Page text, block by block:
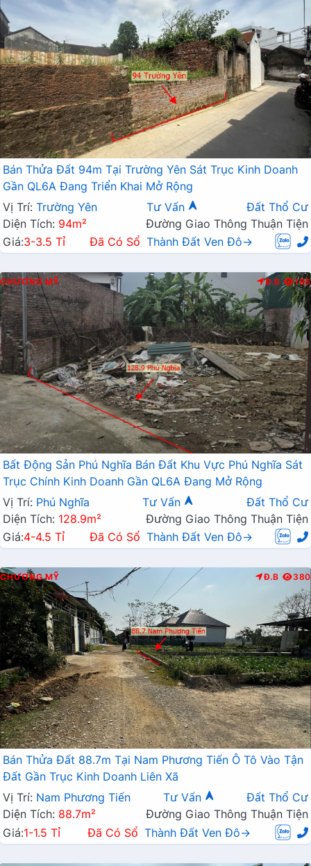
Bán Thửa Đất 94m Tại Trường Yên Sát Trục Kinh Doanh
Gần QL6A Đang Triển Khai Mở Rộng
Vị Trí: Trường Yên Tư Vấn
Đất Thổ Cư
Diện Tích: 94m²
Đường Giao Thông Thuận Tiện
Giá:3-3.5 Tỉ Đã Có Sổ Thành Đất Ven Đô→
CHƯƠNG MỸ Đ.B 196
Bất Động Sản Phú Nghĩa Bán Đất Khu Vực Phú Nghĩa Sát
Trục Chính Kinh Doanh Gần QL6A Đang Mở Rộng
Vị Trí: Phú Nghĩa Tư Vấn
Đất Thổ Cư
Diện Tích: 128.9m²
Đường Giao Thông Thuận Tiện
Giá:4-4.5 Tỉ Đã Có Sổ Thành Đất Ven Đô→
CHƯƠNG MỸ Đ.B 380
Bán Thửa Đất 88.7m Tại Nam Phương Tiến Ô Tô Vào Tận
Đất Gần Trục Kinh Doanh Liên Xã
Vị Trí: Nam Phương Tiến Tư Vấn
Đất Thổ Cư
Diện Tích: 88.7m²
Đường Giao Thông Thuận Tiện
Giá:1-1.5 Tỉ Đã Có Sổ Thành Đất Ven Đô→